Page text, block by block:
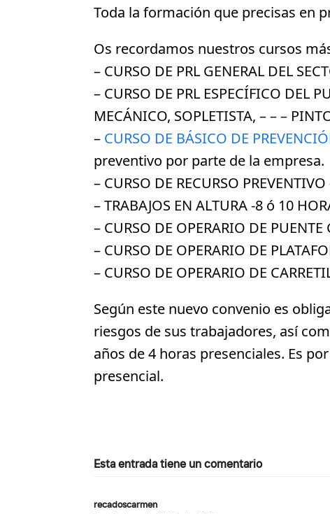
Toda la formación que precisas en
Os recordamos nuestros cursos
– CURSO DE PRL GENERAL DEL
– CURSO DE PRL ESPECÍFICO DEL
MECÁNICO, SOPLETISTA, – – –
– CURSO DE BÁSICO DE
preventivo por parte de la empresa.
– CURSO DE RECURSO
– TRABAJOS EN ALTURA -8 ó 10
– CURSO DE OPERARIO DE PUENTE
– CURSO DE OPERARIO DE
– CURSO DE OPERARIO DE
Según este nuevo convenio es
riesgos de sus trabajadores, así
años de 4 horas presenciales. Es
presencial.
Esta entrada tiene un comentario
recadoscarmen